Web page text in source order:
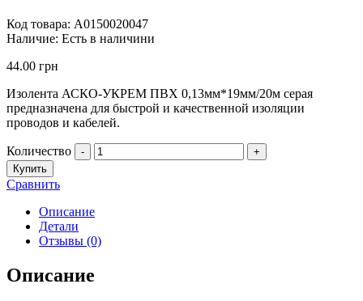
Код товара: A0150020047
Наличие: Есть в наличини
44.00 грн
Изолента АСКО-УКРЕМ ПВХ 0,13мм*19мм/20м серая
предназначена для быстрой и качественной изоляции
проводов и кабелей.
Количество -
+
Купить
Сравнить
Описание
Детали
Отзывы (0)
Описание